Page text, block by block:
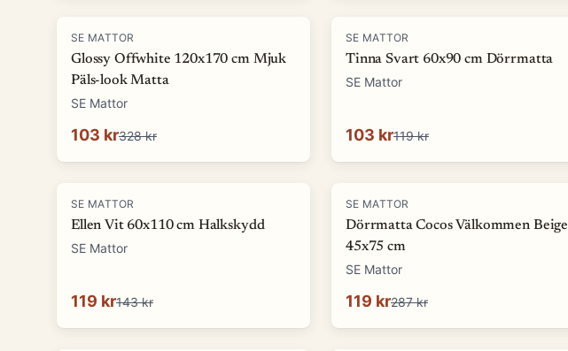
-69%
SE MATTOR
Glossy Offwhite 120x170 cm Mjuk
Päls-look Matta
SE Mattor
103 kr328 kr
-13 %
SE MATTOR
Tinna Svart 60x90 cm Dörrmatta
SE Mattor
103 kr119 kr
-17 %
SE MATTOR
Ellen Vit 60x110 cm Halkskydd
SE Mattor
119 kr143 kr
-58%
SE MATTOR
Dörrmatta Cocos Välkommen Beige
45x75 cm
SE Mattor
119 kr287 kr